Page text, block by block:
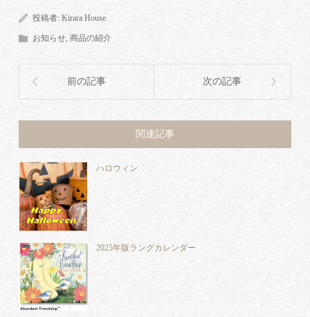
投稿者:Kirara House
お知らせ,商品の紹介
前の記事 次の記事
関連記事
ハロウィン
2025年版ラングカレンダー